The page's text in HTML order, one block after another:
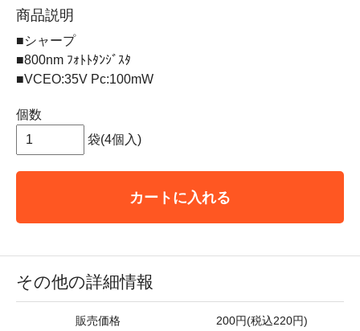
商品説明
■シャープ
■800nm ﾌｫﾄﾄﾀﾝｼﾞｽﾀ
■VCEO:35V Pc:100mW
個数
袋(4個入)
カートに入れる
その他の詳細情報
販売価格 200円(税込220円)